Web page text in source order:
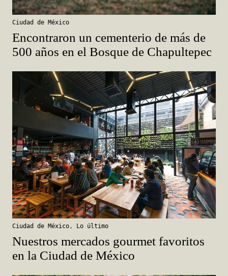
Ciudad de México
Encontraron un cementerio de más de
500 años en el Bosque de Chapultepec
Ciudad de México , Lo último
Nuestros mercados gourmet favoritos
en la Ciudad de México